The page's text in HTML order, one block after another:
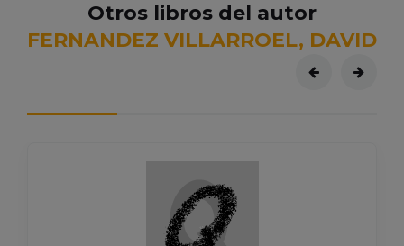
Otros libros del autor
FERNANDEZ VILLARROEL, DAVID